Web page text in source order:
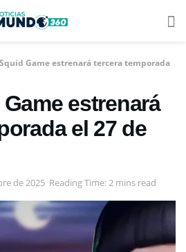
Game estrenará tercera temporada
estrenará
el 27 de
de 2025 Reading Time: 2 mins read